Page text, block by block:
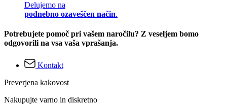
Delujemo na
podnebno ozaveščen način.
Potrebujete pomoč pri vašem naročilu? Z veseljem bomo
odgovorili na vsa vaša vprašanja.
Kontakt
Preverjena kakovost
Nakupujte varno in diskretno